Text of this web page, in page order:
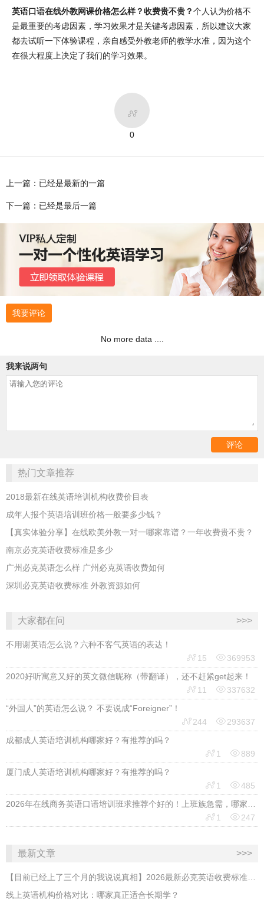
英语口语在线外教网课价格怎么样？收费贵不贵？个人认为价格不
是最重要的考虑因素，学习效果才是关键考虑因素，所以建议大家
都去试听一下体验课程，亲自感受外教老师的教学水准，因为这个
在很大程度上决定了我们的学习效果。

0
上一篇：已经是最新的一篇
下一篇：已经是最后一篇
我要评论
No more data ....
我来说两句
热门文章推荐
2018最新在线英语培训机构收费价目表
成年人报个英语培训班价格一般要多少钱？
【真实体验分享】在线欧美外教一对一哪家靠谱？一年收费贵不贵？
南京必克英语收费标准是多少
广州必克英语怎么样 广州必克英语收费如何
深圳必克英语收费标准 外教资源如何
大家都在问 >>>
不用谢英语怎么说？六种不客气英语的表达！
15 369953
2020好听寓意又好的英文微信昵称（带翻译），还不赶紧get起来！
11 337632
“外国人”的英语怎么说？ 不要说成“Foreigner”！
244 293637
成都成人英语培训机构哪家好？有推荐的吗？
1 889
厦门成人英语培训机构哪家好？有推荐的吗？
1 485
2026年在线商务英语口语培训班求推荐个好的！上班族急需，哪家好？
1 247
最新文章 >>>
【目前已经上了三个月的我说说真相】2026最新必克英语收费标准多少？靠谱吗？有坑吗？
线上英语机构价格对比：哪家真正适合长期学？